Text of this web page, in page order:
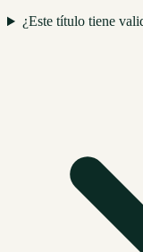
¿Este título tiene